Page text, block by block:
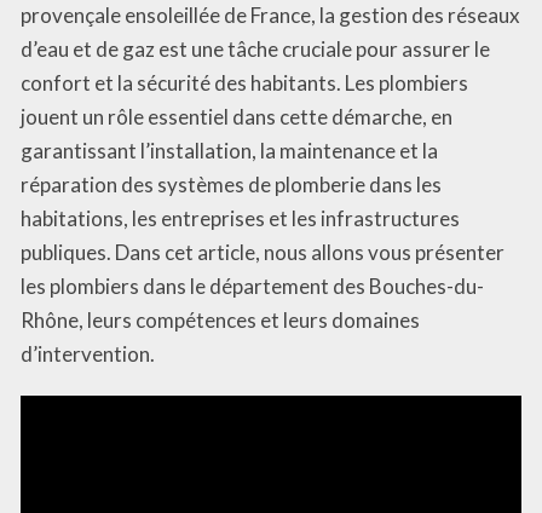
provençale ensoleillée de France, la gestion des réseaux
d’eau et de gaz est une tâche cruciale pour assurer le
confort et la sécurité des habitants. Les plombiers
jouent un rôle essentiel dans cette démarche, en
garantissant l’installation, la maintenance et la
réparation des systèmes de plomberie dans les
habitations, les entreprises et les infrastructures
publiques. Dans cet article, nous allons vous présenter
les plombiers dans le département des Bouches-du-
Rhône, leurs compétences et leurs domaines
d’intervention.